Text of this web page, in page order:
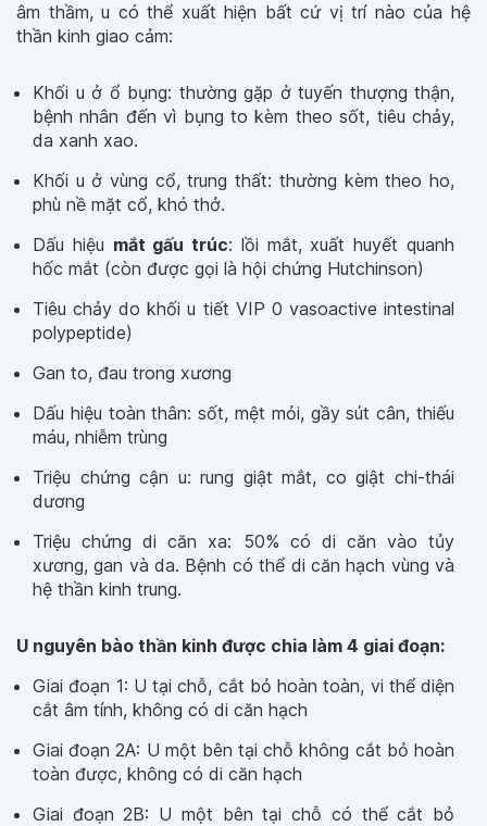
âm thầm, u có thể xuất hiện bất cứ vị trí nào của hệ
thần kinh giao cảm:
Khối u ở ổ bụng: thường gặp ở tuyến thượng thận,
bệnh nhân đến vì bụng to kèm theo sốt, tiêu chảy,
da xanh xao.
Khối u ở vùng cổ, trung thất: thường kèm theo ho,
phù nề mặt cổ, khó thở.
Dấu hiệu mắt gấu trúc: lồi mắt, xuất huyết quanh
hốc mắt (còn được gọi là hội chứng Hutchinson)
Tiêu chảy do khối u tiết VIP 0 vasoactive intestinal
polypeptide)
Gan to, đau trong xương
Dấu hiệu toàn thân: sốt, mệt mỏi, gầy sút cân, thiếu
máu, nhiễm trùng
Triệu chứng cận u: rung giật mắt, co giật chi-thái
dương
Triệu chứng di căn xa: 50% có di căn vào tủy
xương, gan và da. Bệnh có thể di căn hạch vùng và
hệ thần kinh trung.
U nguyên bào thần kinh được chia làm 4 giai đoạn:
Giai đoạn 1: U tại chỗ, cắt bỏ hoàn toàn, vi thể diện
cắt âm tính, không có di căn hạch
Giai đoạn 2A: U một bên tại chỗ không cắt bỏ hoàn
toàn được, không có di căn hạch
Giai đoạn 2B: U một bên tại chỗ có thể cắt bỏ